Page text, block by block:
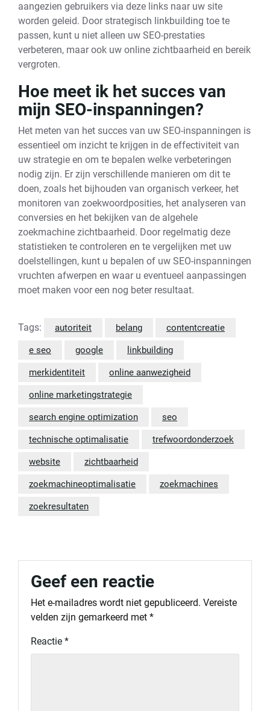
aangezien gebruikers via deze links naar uw site
worden geleid. Door strategisch linkbuilding toe te
passen, kunt u niet alleen uw SEO-prestaties
verbeteren, maar ook uw online zichtbaarheid en bereik
vergroten.
Hoe meet ik het succes van
mijn SEO-inspanningen?
Het meten van het succes van uw SEO-inspanningen is
essentieel om inzicht te krijgen in de effectiviteit van
uw strategie en om te bepalen welke verbeteringen
nodig zijn. Er zijn verschillende manieren om dit te
doen, zoals het bijhouden van organisch verkeer, het
monitoren van zoekwoordposities, het analyseren van
conversies en het bekijken van de algehele
zoekmachine zichtbaarheid. Door regelmatig deze
statistieken te controleren en te vergelijken met uw
doelstellingen, kunt u bepalen of uw SEO-inspanningen
vruchten afwerpen en waar u eventueel aanpassingen
moet maken voor een nog beter resultaat.
Tags: autoriteit belang contentcreatie
e seo google linkbuilding
merkidentiteit online aanwezigheid
online marketingstrategie
search engine optimization seo
technische optimalisatie trefwoordonderzoek
website zichtbaarheid
zoekmachineoptimalisatie zoekmachines
zoekresultaten
Geef een reactie
Het e-mailadres wordt niet gepubliceerd. Vereiste
velden zijn gemarkeerd met *
Reactie *